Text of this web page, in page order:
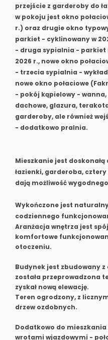
przejście z garderoby do
w pokoju jest okno
r.) oraz drugie okno
parkiet - cyklinowany w
- druga sypialnia - parkiet
2026 r., nowe okno
- trzecia sypialnia -
nowe okno połaciowe
- pokój kąpielowy -
dachowe, glazura,
garderoby, ale również
- dodatkowo pralnia.
Mieszkanie jest
łazienki, garderoba,
dają możliwość
Wykończone jest
codziennego
Aranżacja wnętrza jest
komfortowe
otoczeniu.
Budynek jest zbudowany z
została przeprowadzona
zyskał nową elewację.
Teren ogrodzony, z
drzew ozdobnych.
Dodatkowo do
wrotami wjazdowymi -